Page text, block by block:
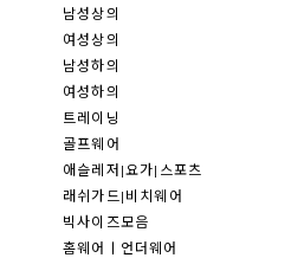
남성상의
여성상의
남성하의
여성하의
트레이닝
골프웨어
애슬레저|요가|스포츠
래쉬가드|비치웨어
빅사이즈모음
홈웨어ㅣ언더웨어